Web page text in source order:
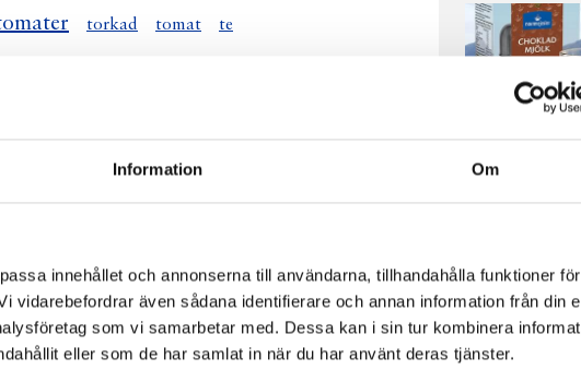
Information Om
innehållet och annonserna till användarna, tillhandahålla funktioner för
vidarebefordrar även sådana identifierare och annan information från din
som vi samarbetar med. Dessa kan i sin tur kombinera
eller som de har samlat in när du har använt deras tjänster.
torkad tomat te
njutning
väder
Har du